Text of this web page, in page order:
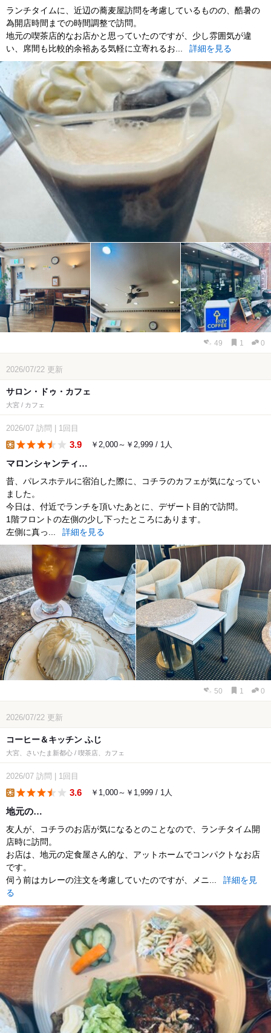
ランチタイムに、近辺の蕎麦屋訪問を考慮しているものの、酷暑の
為開店時間までの時間調整で訪問。
地元の喫茶店的なお店かと思っていたのですが、少し雰囲気が違
い、席間も比較的余裕ある気軽に立寄れるお...
詳細を見る
49 1 0
2026/07/22 更新
サロン・ドゥ・カフェ
大宮 / カフェ
2026/07 訪問 1回目
3.9 ￥2,000～￥2,999 / 1人
マロンシャンティ…
昔、パレスホテルに宿泊した際に、コチラのカフェが気になってい
ました。
今日は、付近でランチを頂いたあとに、デザート目的で訪問。
1階フロントの左側の少し下ったところにあります。
左側に真っ...
詳細を見る
50 1 0
2026/07/22 更新
コーヒー＆キッチン ふじ
大宮、さいたま新都心 / 喫茶店、カフェ
2026/07 訪問 1回目
3.6 ￥1,000～￥1,999 / 1人
地元の…
友人が、コチラのお店が気になるとのことなので、ランチタイム開
店時に訪問。
お店は、地元の定食屋さん的な、アットホームでコンパクトなお店
です。
伺う前はカレーの注文を考慮していたのですが、メニ...
詳細を見
る